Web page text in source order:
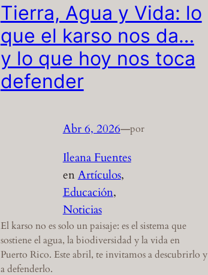
Tierra, Agua y Vida: lo
que el karso nos da…
y lo que hoy nos toca
defender
Abr 6, 2026—por
Ileana Fuentes
enArtículos
Educación
Noticias
El karso no es solo un paisaje: es el sistema que
sostiene el agua, la biodiversidad y la vida en
Puerto Rico. Este abril, te invitamos a descubrirlo y
a defenderlo.